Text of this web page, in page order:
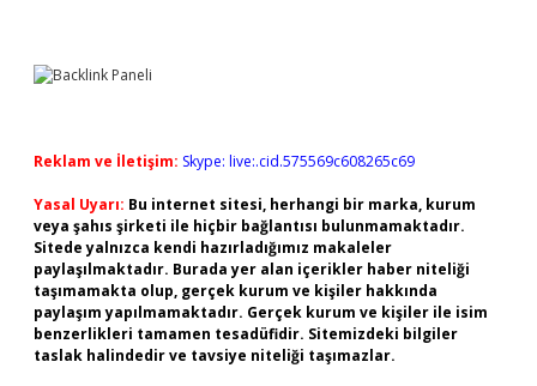
Reklam ve İletişim: Skype: live:.cid.575569c608265c69
Yasal Uyarı: Bu internet sitesi, herhangi bir marka, kurum
veya şahıs şirketi ile hiçbir bağlantısı bulunmamaktadır.
Sitede yalnızca kendi hazırladığımız makaleler
paylaşılmaktadır. Burada yer alan içerikler haber niteliği
taşımamakta olup, gerçek kurum ve kişiler hakkında
paylaşım yapılmamaktadır. Gerçek kurum ve kişiler ile isim
benzerlikleri tamamen tesadüfidir. Sitemizdeki bilgiler
taslak halindedir ve tavsiye niteliği taşımazlar.